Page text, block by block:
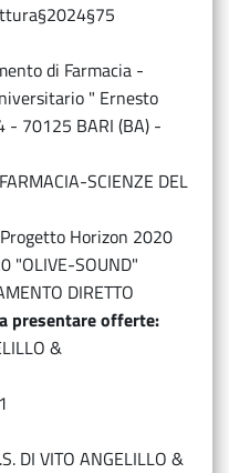
di Farmacia -
" Ernesto
- 70125 BARI (BA) -
SCIENZE DEL
Horizon 2020
"OLIVE-SOUND"
DIRETTO
presentare offerte
&
1
DI VITO ANGELILLO &